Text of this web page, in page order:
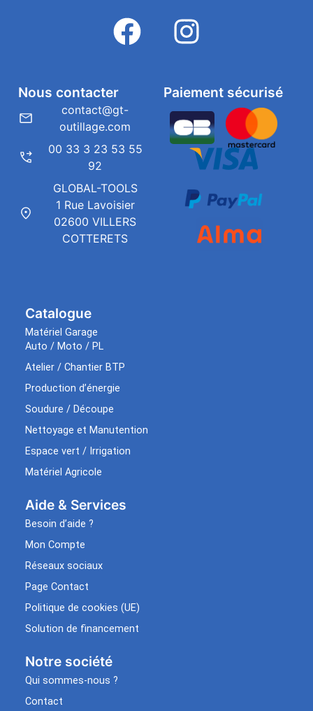
Catalogue
Matériel Garage
Auto / Moto / PL
Atelier / Chantier BTP
Production d’énergie
Soudure / Découpe
Nettoyage et Manutention
Espace vert / Irrigation
Matériel Agricole
Aide & Services​
Besoin d’aide ?
Mon Compte
Réseaux sociaux
Page Contact
Politique de cookies (UE)
Solution de financement
Notre société
Qui sommes-nous ?
Contact
Paiement sécurisé
Nous contacter
contact@gt-
outillage.com
00 33 3 23 53 55
92
GLOBAL-TOOLS
1 Rue Lavoisier
02600 VILLERS
COTTERETS